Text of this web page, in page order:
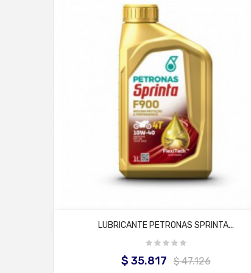
AÑADIR AL CARRITO
LUBRICANTE PETRONAS SPRINTA...
Precio
$ 35.817
Precio
$ 47.126